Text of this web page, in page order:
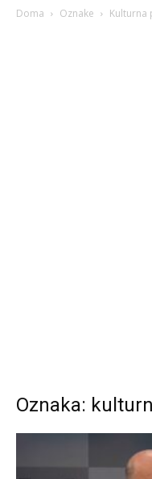
Doma Oznake Kulturna
Oznaka: